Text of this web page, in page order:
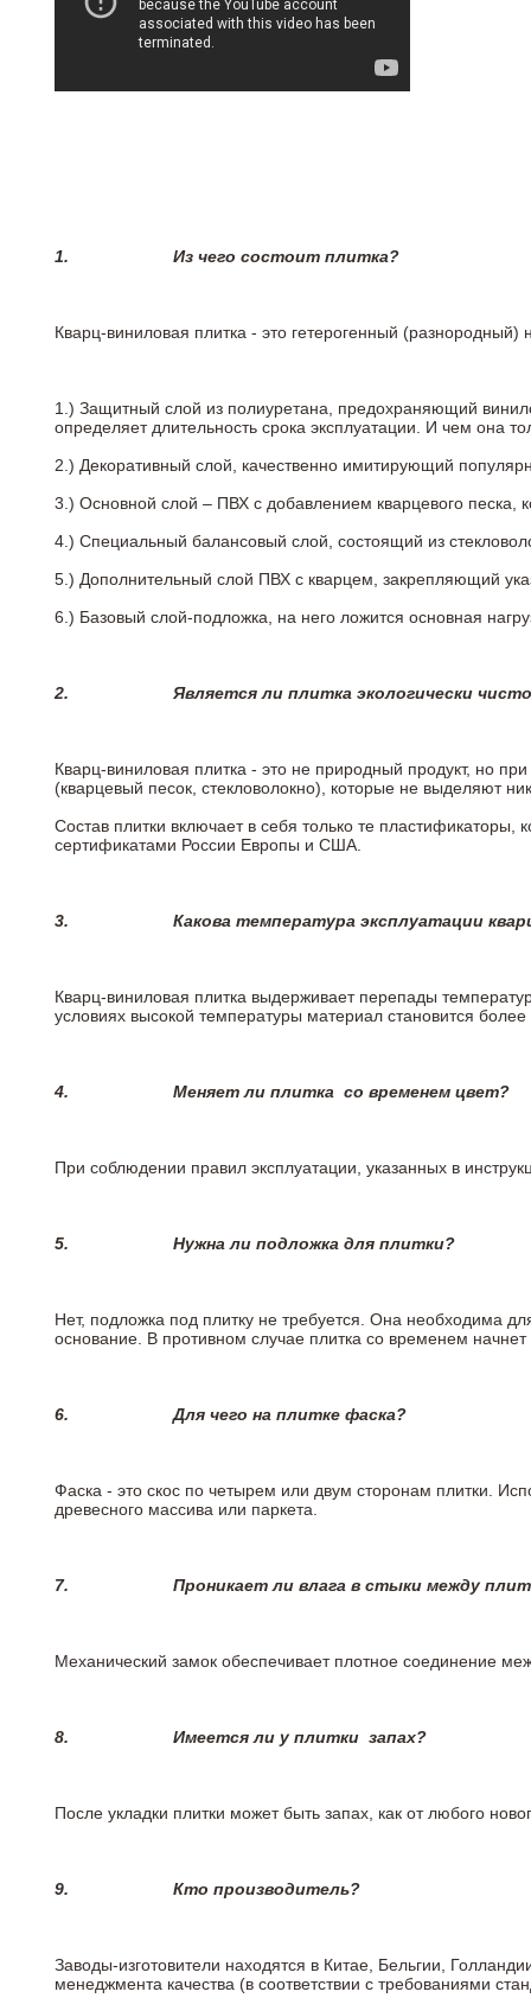
1. Из чего состоит плитка?
Кварц-виниловая плитка - это гетерогенный
1.) Защитный слой из полиуретана, предохраняющий
определяет длительность срока эксплуатации. И чем она
2.) Декоративный слой, качественно имитирующий
3.) Основной слой – ПВХ с добавлением кварцевого песка,
4.) Специальный балансовый слой, состоящий из
5.) Дополнительный слой ПВХ с кварцем, закрепляющий
6.) Базовый слой-подложка, на него ложится основная
2. Является ли плитка экологически
Кварц-виниловая плитка - это не природный продукт, но
(кварцевый песок, стекловолокно), которые не выделяют
Состав плитки включает в себя только те
сертификатами России Европы и США.
3. Какова температура эксплуатации
Кварц-виниловая плитка выдерживает перепады
условиях высокой температуры материал становится
4. Меняет ли плитка со временем цвет?
При соблюдении правил эксплуатации, указанных в
5. Нужна ли подложка для плитки?
Нет, подложка под плитку не требуется. Она необходима
основание. В противном случае плитка со временем
6.Для чего на плитке фаска?
Фаска - это скос по четырем или двум сторонам плитки.
древесного массива или паркета.
7. Проникает ли влага в стыки между
Механический замок обеспечивает плотное соединение
8. Имеется ли у плитки запах?
После укладки плитки может быть запах, как от любого
9. Кто производитель?
Заводы-изготовители находятся в Китае, Бельгии,
менеджмента качества (в соответствии с требованиями